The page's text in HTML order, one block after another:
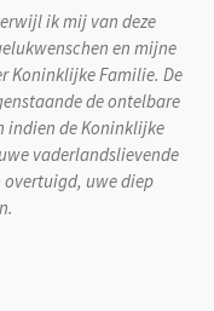
ik mij van deze
en mijne
Koninklijke Familie. De
de ontelbare
indien de Koninklijke
vaderlandslievende
overtuigd, uwe diep